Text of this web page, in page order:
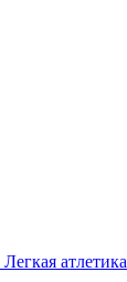
Легкая атлетика